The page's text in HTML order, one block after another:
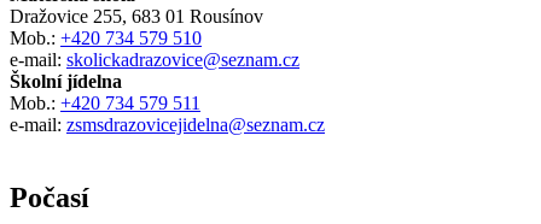
Dražovice 255, 683 01 Rousínov
Mob.: +420 734 579 510
e-mail: skolickadrazovice@seznam.cz
Školní jídelna
Mob.: +420 734 579 511
e-mail: zsmsdrazovicejidelna@seznam.cz
Počasí